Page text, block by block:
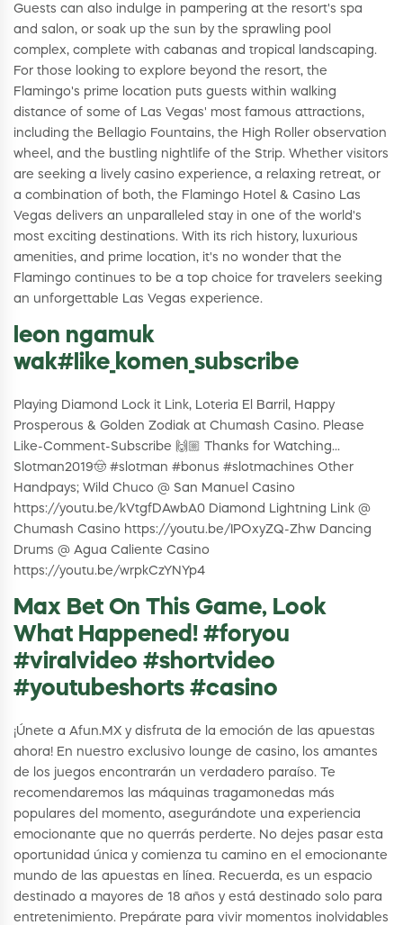
Guests can also indulge in pampering at the resort's spa
and salon, or soak up the sun by the sprawling pool
complex, complete with cabanas and tropical landscaping.
For those looking to explore beyond the resort, the
Flamingo's prime location puts guests within walking
distance of some of Las Vegas' most famous attractions,
including the Bellagio Fountains, the High Roller observation
wheel, and the bustling nightlife of the Strip. Whether visitors
are seeking a lively casino experience, a relaxing retreat, or
a combination of both, the Flamingo Hotel & Casino Las
Vegas delivers an unparalleled stay in one of the world's
most exciting destinations. With its rich history, luxurious
amenities, and prime location, it's no wonder that the
Flamingo continues to be a top choice for travelers seeking
an unforgettable Las Vegas experience.
leon ngamuk
wak#like_komen_subscribe
Playing Diamond Lock it Link, Loteria El Barril, Happy
Prosperous & Golden Zodiak at Chumash Casino. Please
Like-Comment-Subscribe 🙌🏼 Thanks for Watching...
Slotman2019🤠 #slotman #bonus #slotmachines Other
Handpays; Wild Chuco @ San Manuel Casino
https://youtu.be/kVtgfDAwbA0 Diamond Lightning Link @
Chumash Casino https://youtu.be/IPOxyZQ-Zhw Dancing
Drums @ Agua Caliente Casino
https://youtu.be/wrpkCzYNYp4
Max Bet On This Game, Look
What Happened! #foryou
#viralvideo #shortvideo
#youtubeshorts #casino
¡Únete a Afun.MX y disfruta de la emoción de las apuestas
ahora! En nuestro exclusivo lounge de casino, los amantes
de los juegos encontrarán un verdadero paraíso. Te
recomendaremos las máquinas tragamonedas más
populares del momento, asegurándote una experiencia
emocionante que no querrás perderte. No dejes pasar esta
oportunidad única y comienza tu camino en el emocionante
mundo de las apuestas en línea. Recuerda, es un espacio
destinado a mayores de 18 años y está destinado solo para
entretenimiento. Prepárate para vivir momentos inolvidables